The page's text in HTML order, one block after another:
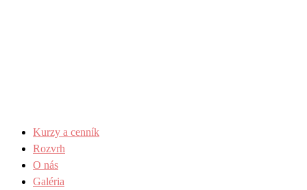
Kurzy a cenník
Rozvrh
O nás
Galéria